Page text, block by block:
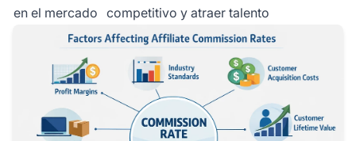
en el mercado competitivo y atraer talento